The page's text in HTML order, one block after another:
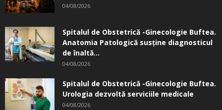
04/08/2026
Spitalul de Obstetrică -Ginecologie Buftea.
Anatomia Patologică susţine diagnosticul
de înaltă...
04/08/2026
Spitalul de Obstetrică -Ginecologie Buftea.
Urologia dezvoltă serviciile medicale
04/08/2026